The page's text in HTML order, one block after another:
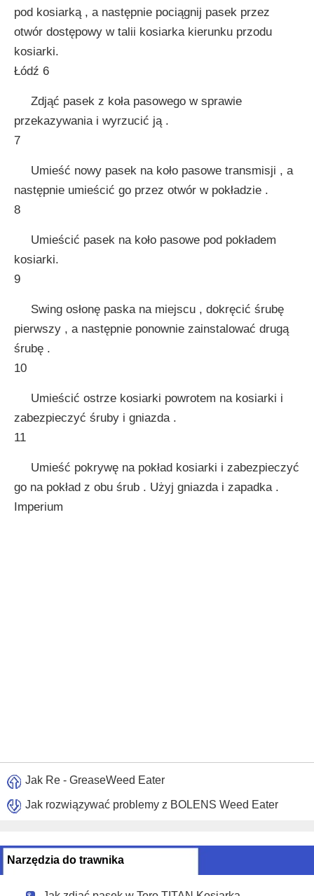
pod kosiarką , a następnie pociągnij pasek przez
otwór dostępowy w talii kosiarka kierunku przodu
kosiarki.
Łódź 6
Zdjąć pasek z koła pasowego w sprawie
przekazywania i wyrzucić ją .
7
Umieść nowy pasek na koło pasowe transmisji , a
następnie umieścić go przez otwór w pokładzie .
8
Umieścić pasek na koło pasowe pod pokładem
kosiarki.
9
Swing osłonę paska na miejscu , dokręcić śrubę
pierwszy , a następnie ponownie zainstalować drugą
śrubę .
10
Umieścić ostrze kosiarki powrotem na kosiarki i
zabezpieczyć śruby i gniazda .
11
Umieść pokrywę na pokład kosiarki i zabezpieczyć
go na pokład z obu śrub . Użyj gniazda i zapadka .
Imperium
Jak Re - GreaseWeed Eater
Jak rozwiązywać problemy z BOLENS Weed Eater
Narzędzia do trawnika